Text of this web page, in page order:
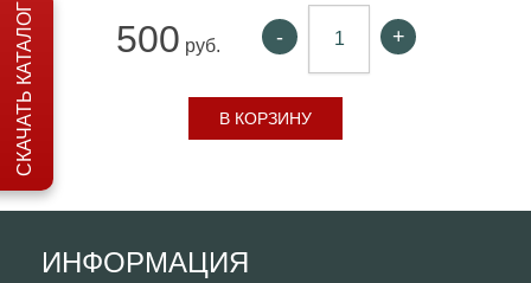
500 руб. - +
В КОРЗИНУ
ИНФОРМАЦИЯ
СКАЧАТЬ КАТАЛОГ